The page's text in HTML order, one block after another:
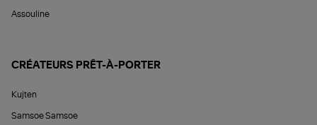
Assouline
CRÉATEURS PRÊT-À-PORTER
Kujten
Samsoe Samsoe